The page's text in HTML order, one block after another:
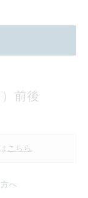
前後
こちら
へ